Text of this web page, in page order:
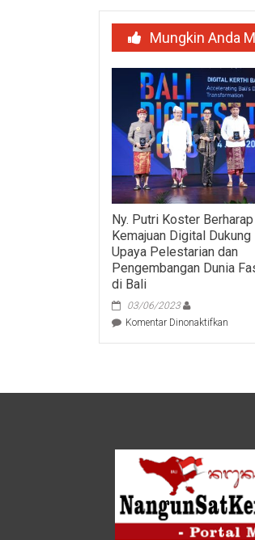
Mungkin Anda
Ny. Putri Koster Berharap
Kemajuan Digital Dukung
Upaya Pelestarian dan
Pengembangan Dunia
di Bali
03/06/2023
Komentar Dinonaktifkan
dan
Dunia
di